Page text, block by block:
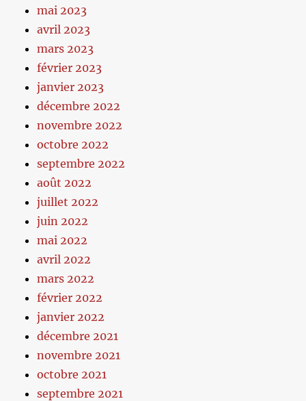
mai 2023
avril 2023
mars 2023
février 2023
janvier 2023
décembre 2022
novembre 2022
octobre 2022
septembre 2022
août 2022
juillet 2022
juin 2022
mai 2022
avril 2022
mars 2022
février 2022
janvier 2022
décembre 2021
novembre 2021
octobre 2021
septembre 2021